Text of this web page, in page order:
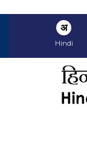
अ
Hindi